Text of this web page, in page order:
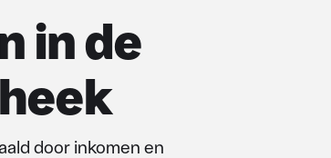
in de
door inkomen en